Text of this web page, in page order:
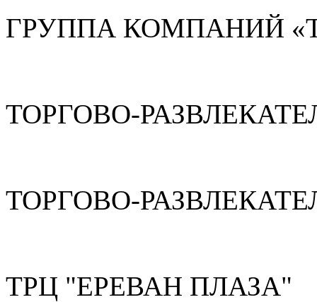
ГРУППА КОМПАНИЙ
ТОРГОВО-
ТОРГОВО-
ТРЦ "ЕРЕВАН ПЛАЗА"